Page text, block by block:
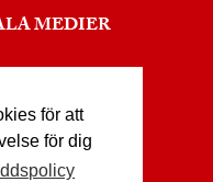
för att
för dig
MEDIER